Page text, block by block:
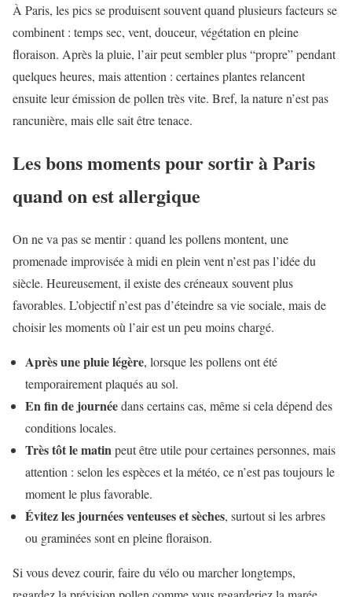
À Paris, les pics se produisent souvent quand plusieurs facteurs se
combinent : temps sec, vent, douceur, végétation en pleine
floraison. Après la pluie, l’air peut sembler plus “propre” pendant
quelques heures, mais attention : certaines plantes relancent
ensuite leur émission de pollen très vite. Bref, la nature n’est pas
rancunière, mais elle sait être tenace.
Les bons moments pour sortir à Paris
quand on est allergique
On ne va pas se mentir : quand les pollens montent, une
promenade improvisée à midi en plein vent n’est pas l’idée du
siècle. Heureusement, il existe des créneaux souvent plus
favorables. L’objectif n’est pas d’éteindre sa vie sociale, mais de
choisir les moments où l’air est un peu moins chargé.
Après une pluie légère, lorsque les pollens ont été
temporairement plaqués au sol.
En fin de journéedans certains cas, même si cela dépend des
conditions locales.
Très tôt le matinpeut être utile pour certaines personnes, mais
attention : selon les espèces et la météo, ce n’est pas toujours le
moment le plus favorable.
Évitez les journées venteuses et sèches, surtout si les arbres
ou graminées sont en pleine floraison.
Si vous devez courir, faire du vélo ou marcher longtemps,